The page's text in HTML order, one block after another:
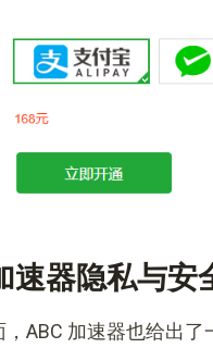
速器隐私与安
，ABC 加速器也给出了